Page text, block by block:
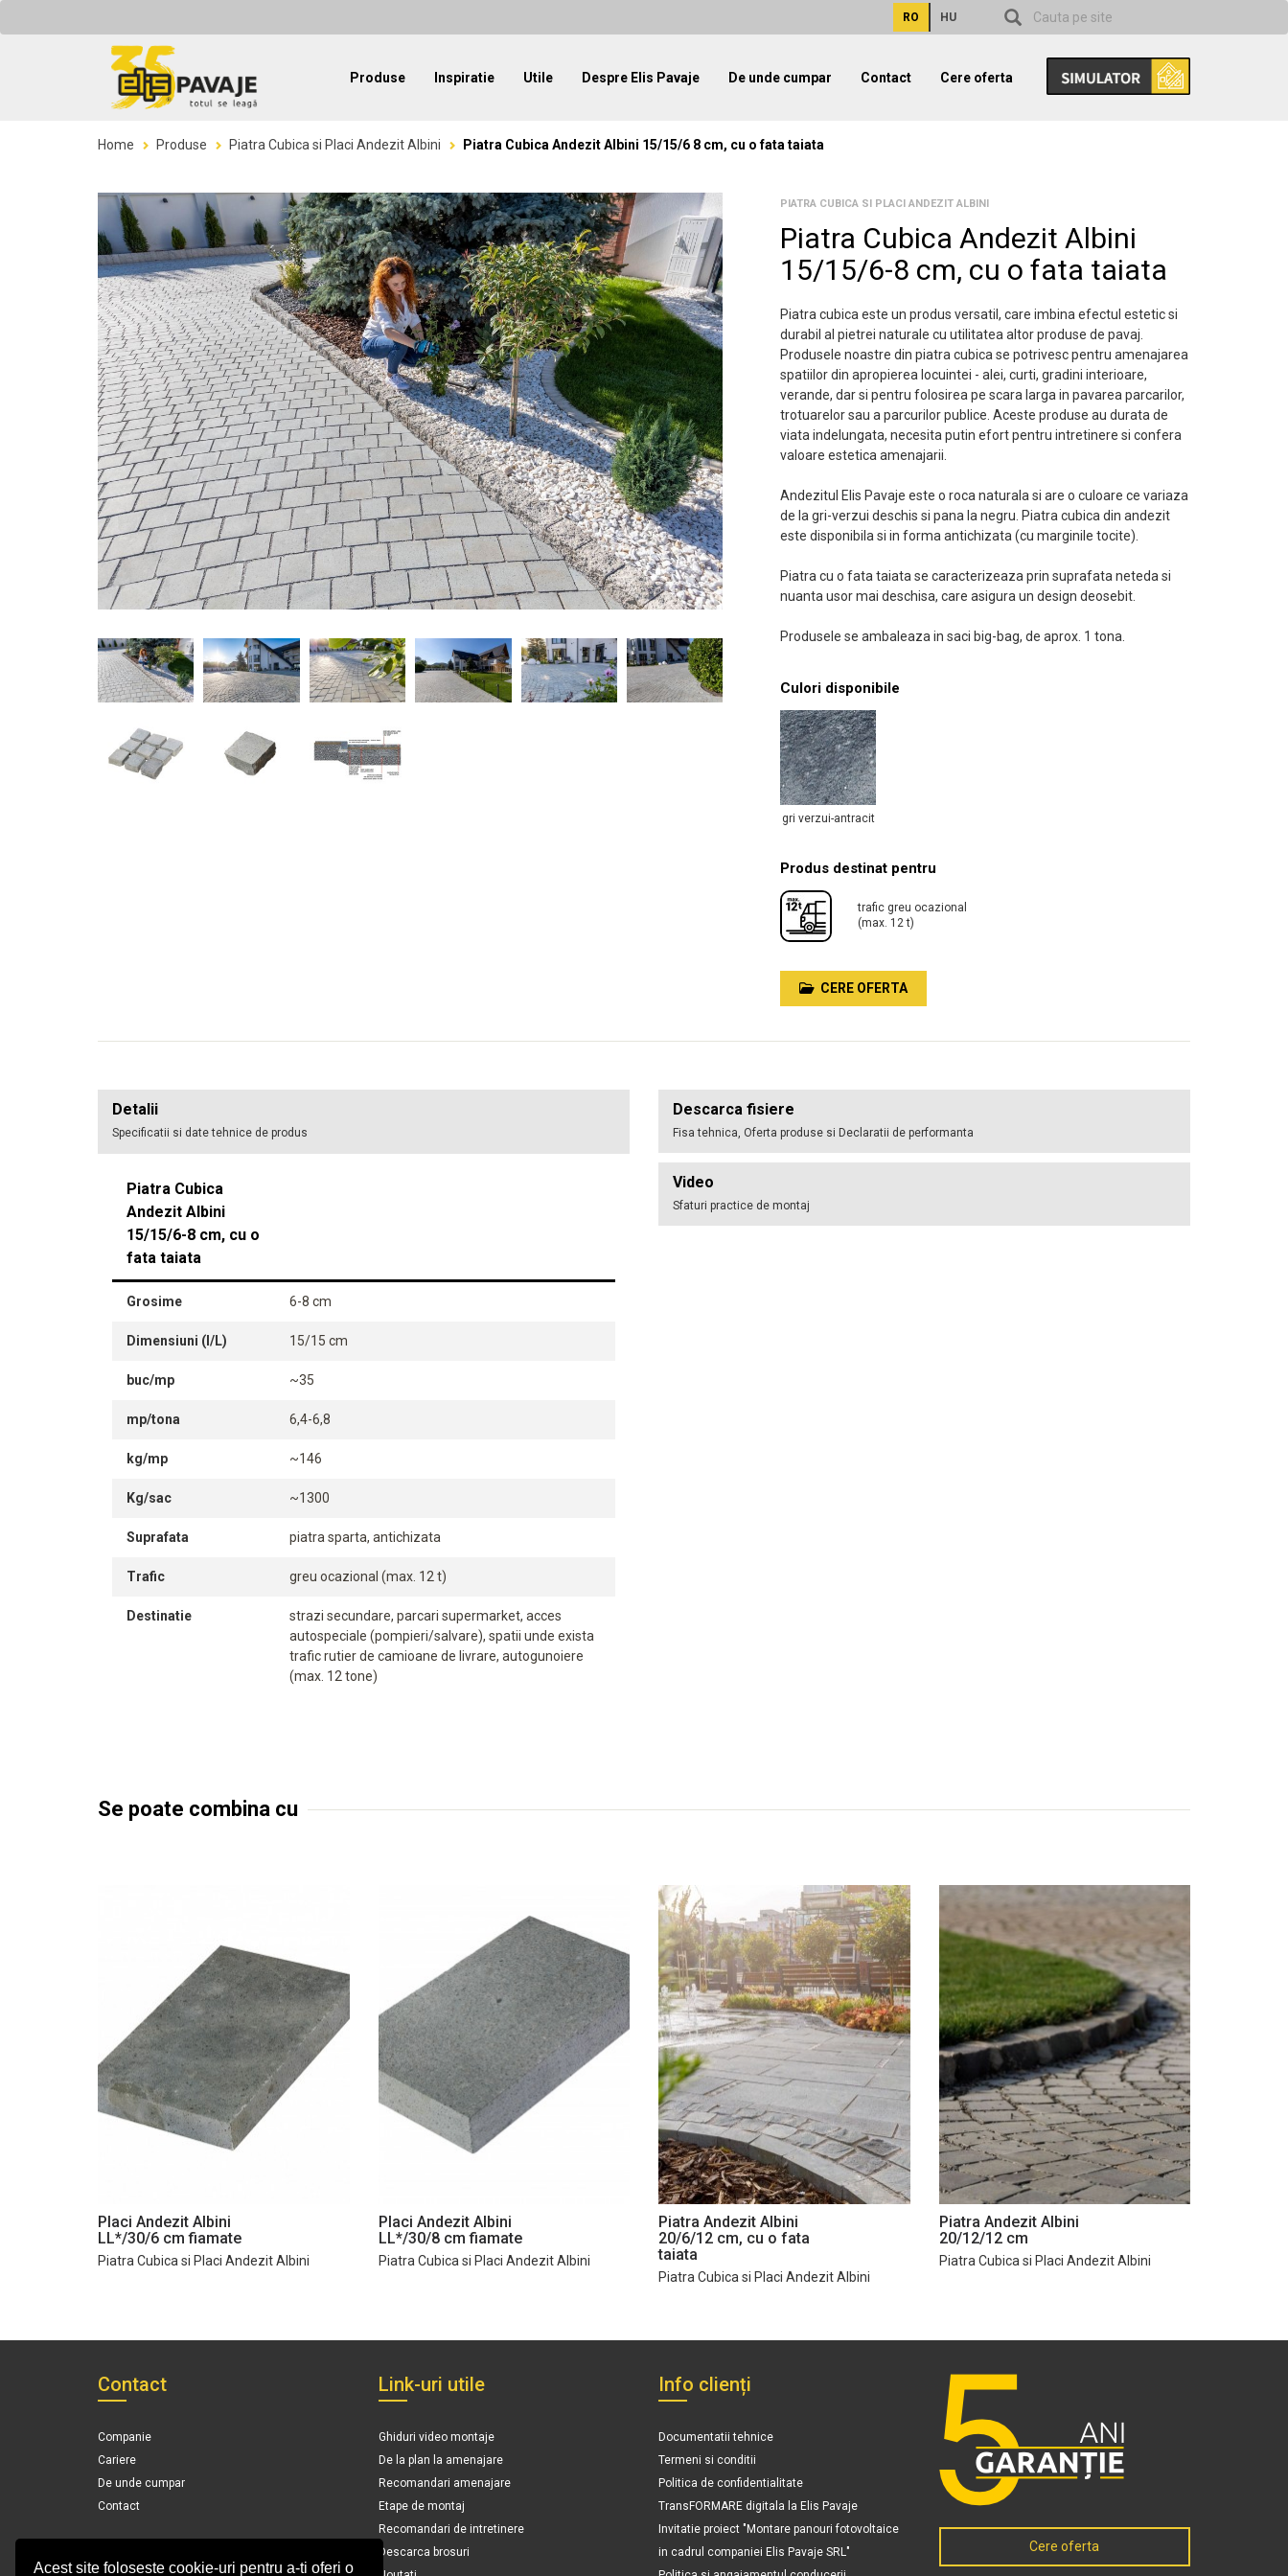
Acest site foloseste cookie-uri pentru a-ti oferi o
RO HU
Produse Inspiratie Utile Despre Elis Pavaje De unde cumpar Contact Cere oferta
Home Produse Piatra Cubica si Placi Andezit Albini Piatra Cubica Andezit Albini 15/15/6 8 cm, cu o fata taiata
PIATRA CUBICA SI PLACI ANDEZIT ALBINI
Piatra Cubica Andezit Albini
15/15/6-8 cm, cu o fata taiata
Piatra cubica este un produs versatil, care imbina efectul estetic si
durabil al pietrei naturale cu utilitatea altor produse de pavaj.
Produsele noastre din piatra cubica se potrivesc pentru amenajarea
spatiilor din apropierea locuintei - alei, curti, gradini interioare,
verande, dar si pentru folosirea pe scara larga in pavarea parcarilor,
trotuarelor sau a parcurilor publice. Aceste produse au durata de
viata indelungata, necesita putin efort pentru intretinere si confera
valoare estetica amenajarii.
Andezitul Elis Pavaje este o roca naturala si are o culoare ce variaza
de la gri-verzui deschis si pana la negru. Piatra cubica din andezit
este disponibila si in forma antichizata (cu marginile tocite).
Piatra cu o fata taiata se caracterizeaza prin suprafata neteda si
nuanta usor mai deschisa, care asigura un design deosebit.
Produsele se ambaleaza in saci big-bag, de aprox. 1 tona.
Culori disponibile
gri verzui-antracit
Produs destinat pentru
trafic greu ocazional
(max. 12 t)
CERE OFERTA
Detalii
Specificatii si date tehnice de produs
Piatra Cubica
Andezit Albini
15/15/6-8 cm, cu o
fata taiata
Grosime 6-8 cm
Dimensiuni (l/L) 15/15 cm
buc/mp ~35
mp/tona 6,4-6,8
kg/mp ~146
Kg/sac ~1300
Suprafata piatra sparta, antichizata
Trafic greu ocazional (max. 12 t)
Destinatie
strazi secundare, parcari supermarket, acces
autospeciale (pompieri/salvare), spatii unde exista
trafic rutier de camioane de livrare, autogunoiere
(max. 12 tone)
Descarca fisiere
Fisa tehnica, Oferta produse si Declaratii de performanta
Video
Sfaturi practice de montaj
Se poate combina cu
Placi Andezit Albini
LL*/30/6 cm fiamate
Piatra Cubica si Placi Andezit Albini
Placi Andezit Albini
LL*/30/8 cm fiamate
Piatra Cubica si Placi Andezit Albini
Piatra Andezit Albini
20/6/12 cm, cu o fata
taiata
Piatra Cubica si Placi Andezit Albini
Piatra Andezit Albini
20/12/12 cm
Piatra Cubica si Placi Andezit Albini
Contact
Companie
Cariere
De unde cumpar
Contact
Link-uri utile
Ghiduri video montaje
De la plan la amenajare
Recomandari amenajare
Etape de montaj
Recomandari de intretinere
Descarca brosuri
Info clienți
Documentatii tehnice
Termeni si conditii
Politica de confidentialitate
TransFORMARE digitala la Elis Pavaje
Invitatie proiect "Montare panouri fotovoltaice
in cadrul companiei Elis Pavaje SRL"
Cere oferta